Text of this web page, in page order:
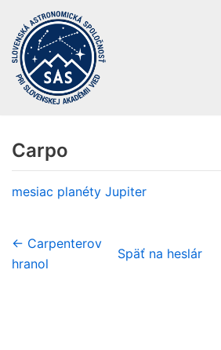
Preskočiť
na
obsah
Carpo
mesiac planéty Jupiter
← Carpenterov
hranol
Späť na heslár